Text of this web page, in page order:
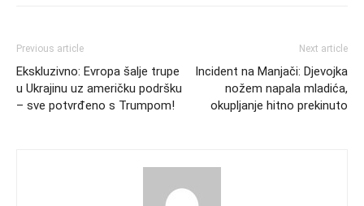
Previous article
Ekskluzivno: Evropa šalje trupe
u Ukrajinu uz američku podršku
– sve potvrđeno s Trumpom!
Next article
Incident na Manjači: Djevojka
nožem napala mladića,
okupljanje hitno prekinuto